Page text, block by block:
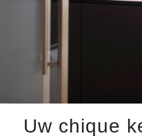
Uw chique